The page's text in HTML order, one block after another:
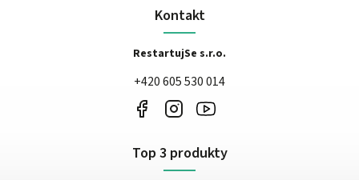
Kontakt
RestartujSe s.r.o.
+420 605 530 014
Top 3 produkty